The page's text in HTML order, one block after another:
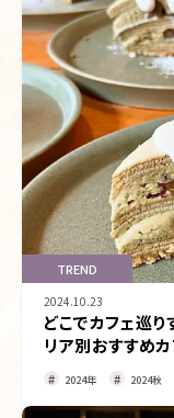
TREND
2024.10.23
どこでカフェ巡
リア別おすすめ
2024年 2024秋